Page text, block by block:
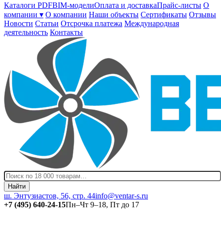
Каталоги PDFBIM-моделиОплата и доставкаПрайс-листы О
компании ▾ О компании Наши объекты Сертификаты Отзывы
Новости Статьи Отсрочка платежа Международная
деятельность Контакты
Найти
ш. Энтузиастов, 56, стр. 44info@ventar-s.ru
+7 (495) 640-24-15Пн–Чт 9–18, Пт до 17